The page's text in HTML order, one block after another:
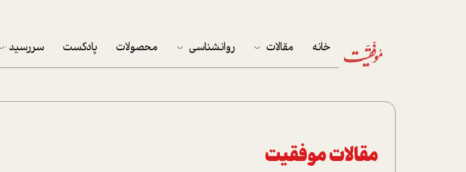
خانه مقالات
پرونده ویژه
روانشناسی محصولات پادکست سررسید
مقالات موفقیت